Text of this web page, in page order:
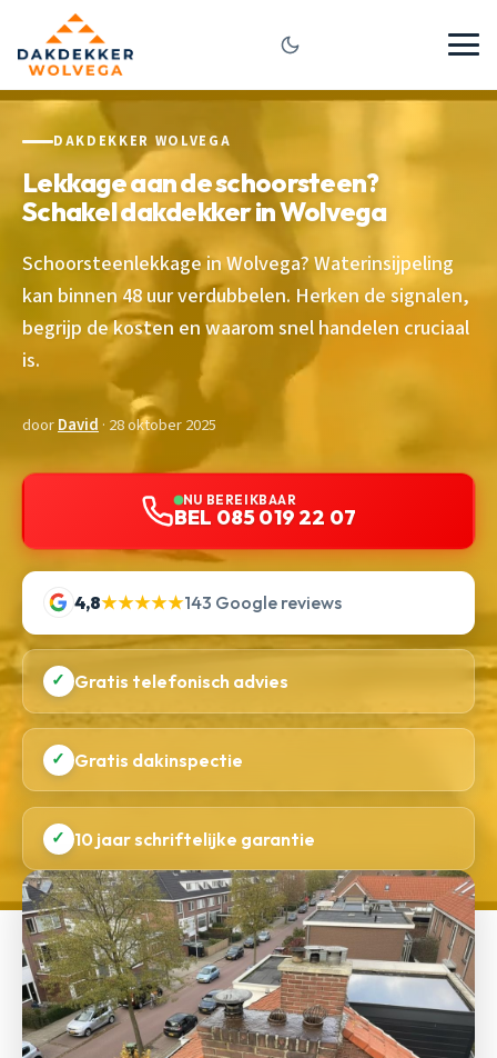
DAKDEKKER WOLVEGA
Lekkage aan de schoorsteen?
Schakel dakdekker in Wolvega
Schoorsteenlekkage in Wolvega? Waterinsijpeling
kan binnen 48 uur verdubbelen. Herken de signalen,
begrijp de kosten en waarom snel handelen cruciaal
is.
doorDavid · 28 oktober 2025
NU BEREIKBAAR
BEL 085 019 22 07
4,8★★★★★143 Google reviews
✓ Gratis telefonisch advies
✓ Gratis dakinspectie
✓ 10 jaar schriftelijke garantie